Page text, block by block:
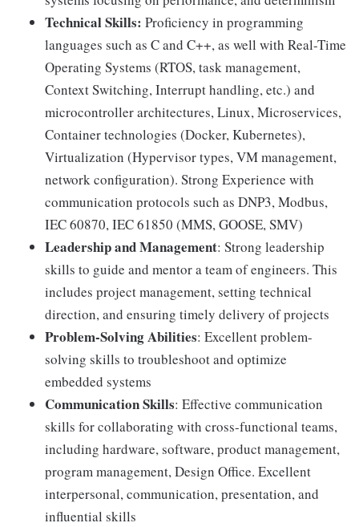
Technical Skills: Proficiency in programming
languages such as C and C++, as well with Real-Time
Operating Systems (RTOS, task management,
Context Switching, Interrupt handling, etc.) and
microcontroller architectures, Linux, Microservices,
Container technologies (Docker, Kubernetes),
Virtualization (Hypervisor types, VM management,
network configuration). Strong Experience with
communication protocols such as DNP3, Modbus,
IEC 60870, IEC 61850 (MMS, GOOSE, SMV)
Leadership and Management: Strong leadership
skills to guide and mentor a team of engineers. This
includes project management, setting technical
direction, and ensuring timely delivery of projects
Problem-Solving Abilities: Excellent problem-
solving skills to troubleshoot and optimize
embedded systems
Communication Skills: Effective communication
skills for collaborating with cross-functional teams,
including hardware, software, product management,
program management, Design Office. Excellent
interpersonal, communication, presentation, and
influential skills